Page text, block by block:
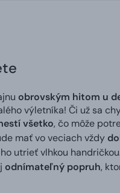
obrovským hitom u
výletníka! Či už sa
všetko, čo môže
mať vo veciach vždy
utrieť vlhkou
odnímateľný popruh,